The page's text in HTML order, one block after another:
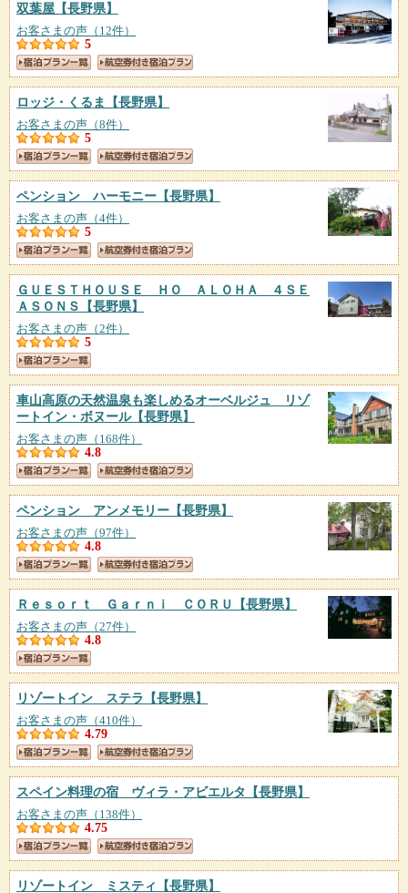
双葉屋 【長野県】
お客さまの声（12件）
5
ロッジ・くるま 【長野県】
お客さまの声（8件）
5
ペンション ハーモニー 【長野県】
お客さまの声（4件）
5
ＧＵＥＳＴＨＯＵＳＥ ＨＯ ＡＬＯＨＡ ４ＳＥ
ＡＳＯＮＳ
【長野県】
お客さまの声（2件）
5
車山高原の天然温泉も楽しめるオーベルジュ リゾ
ートイン・ボヌール【長野県】
お客さまの声（168件）
4.8
ペンション アンメモリー 【長野県】
お客さまの声（97件）
4.8
Ｒｅｓｏｒｔ Ｇａｒｎｉ ＣＯＲＵ 【長野県】
お客さまの声（27件）
4.8
リゾートイン ステラ 【長野県】
お客さまの声（410件）
4.79
スペイン料理の宿 ヴィラ・アビエルタ 【長野県】
お客さまの声（138件）
4.75
リゾートイン ミスティ 【長野県】